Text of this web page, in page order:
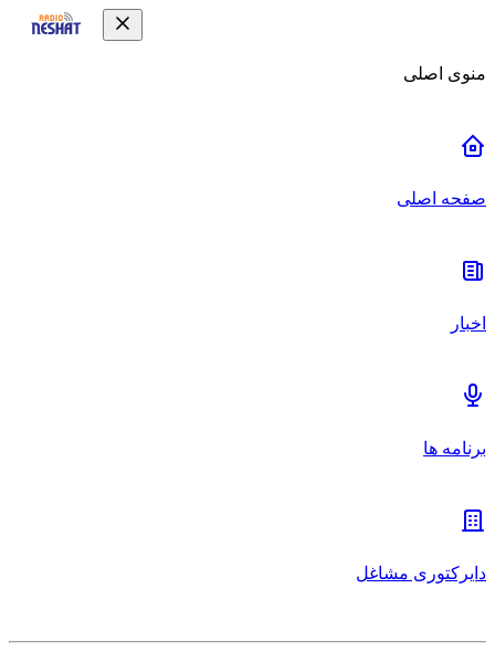
منوی اصلی
صفحه اصلی
اخبار
برنامه ها
دایرکتوری مشاغل